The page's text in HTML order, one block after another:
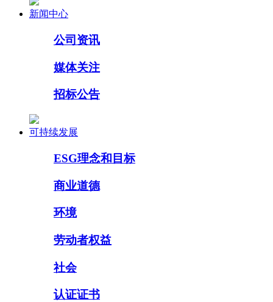
新闻中心
公司资讯
媒体关注
招标公告
可持续发展
ESG理念和目标
商业道德
环境
劳动者权益
社会
认证证书